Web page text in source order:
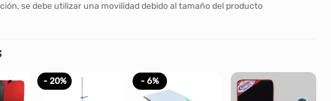
se debe utilizar una movilidad debido al tamaño del producto
- 20% - 6%